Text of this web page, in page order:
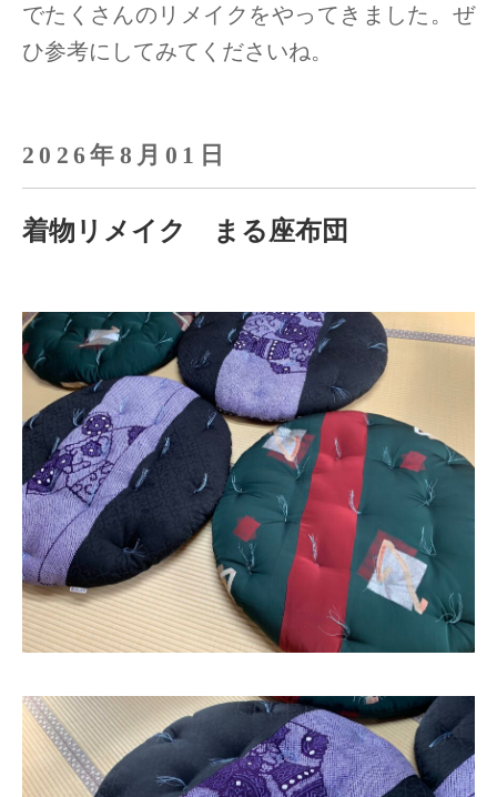
でたくさんのリメイクをやってきました。ぜ
ひ参考にしてみてくださいね。
2026年8月01日
着物リメイク まる座布団